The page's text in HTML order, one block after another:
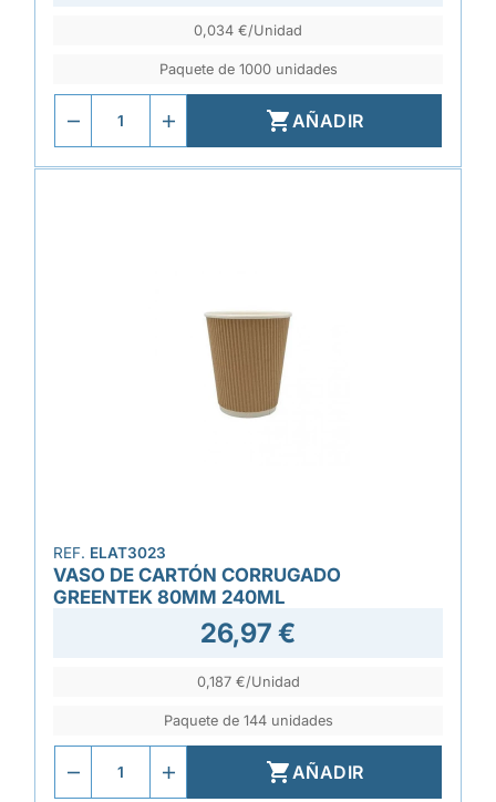
0,034 €/Unidad
Paquete de 1000 unidades
AÑADIR
REF. ELAT3023
VASO DE CARTÓN CORRUGADO
GREENTEK 80MM 240ML
26,97 €
0,187 €/Unidad
Paquete de 144 unidades
AÑADIR